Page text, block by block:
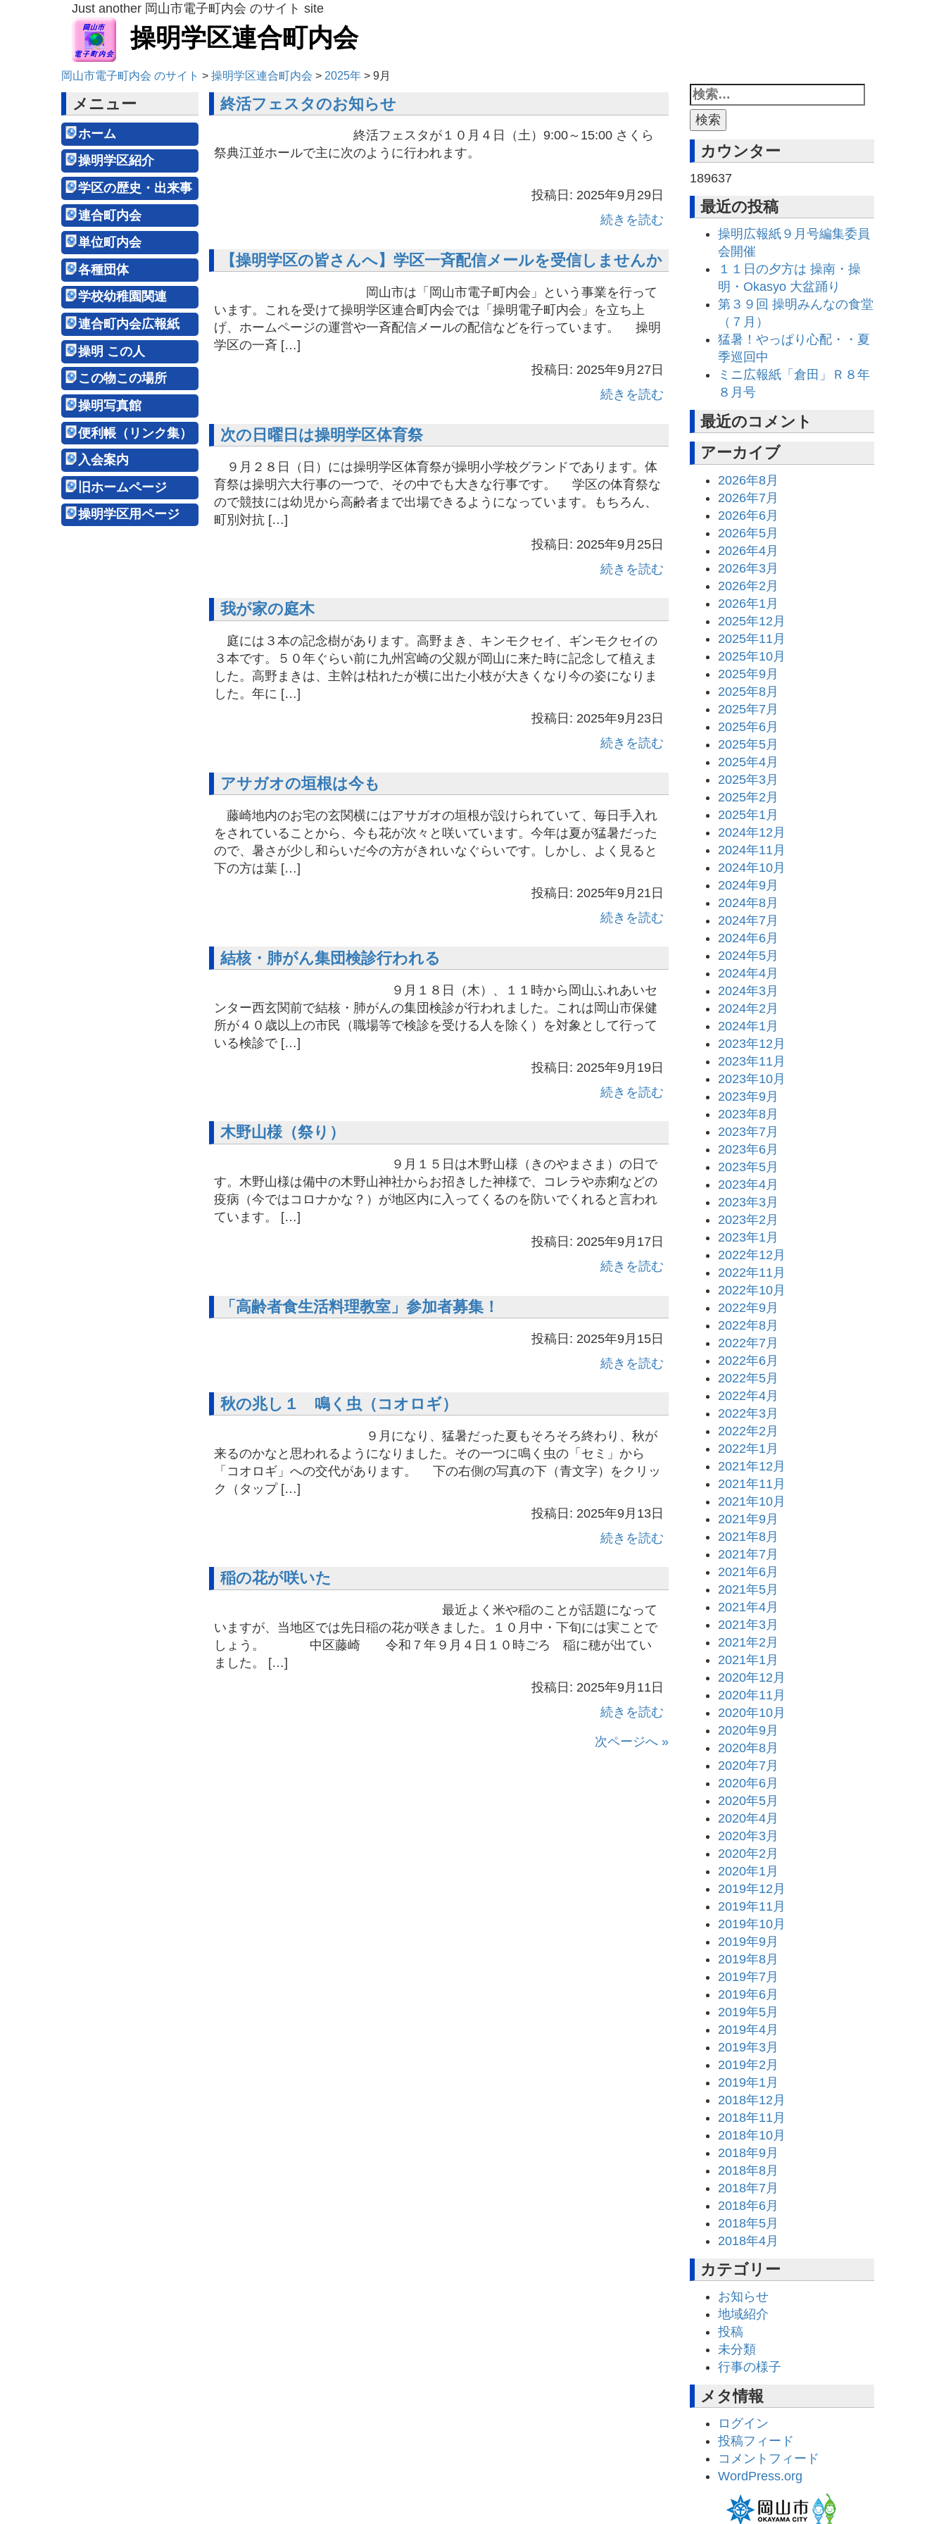
Just another 岡山市電子町内会 のサイト site
操明学区連合町内会
岡山市電子町内会 のサイト > 操明学区連合町内会 > 2025年 > 9月
メニュー
ホーム
操明学区紹介
学区の歴史・出来事
連合町内会
単位町内会
各種団体
学校幼稚園関連
連合町内会広報紙
操明 この人
この物この場所
操明写真館
便利帳（リンク集）
入会案内
旧ホームページ
操明学区用ページ
終活フェスタのお知らせ
終活フェスタが１０月４日（土）9:00～15:00 さくら
祭典江並ホールで主に次のように行われます。
投稿日: 2025年9月29日
続きを読む
【操明学区の皆さんへ】学区一斉配信メールを受信しませんか
岡山市は「岡山市電子町内会」という事業を行って
います。これを受けて操明学区連合町内会では「操明電子町内会」を立ち上
げ、ホームページの運営や一斉配信メールの配信などを行っています。 操明
学区の一斉 […]
投稿日: 2025年9月27日
続きを読む
次の日曜日は操明学区体育祭
９月２８日（日）には操明学区体育祭が操明小学校グランドであります。体
育祭は操明六大行事の一つで、その中でも大きな行事です。 学区の体育祭な
ので競技には幼児から高齢者まで出場できるようになっています。もちろん、
町別対抗 […]
投稿日: 2025年9月25日
続きを読む
我が家の庭木
庭には３本の記念樹があります。高野まき、キンモクセイ、ギンモクセイの
３本です。５０年ぐらい前に九州宮崎の父親が岡山に来た時に記念して植えま
した。高野まきは、主幹は枯れたが横に出た小枝が大きくなり今の姿になりま
した。年に […]
投稿日: 2025年9月23日
続きを読む
アサガオの垣根は今も
藤崎地内のお宅の玄関横にはアサガオの垣根が設けられていて、毎日手入れ
をされていることから、今も花が次々と咲いています。今年は夏が猛暑だった
ので、暑さが少し和らいだ今の方がきれいなぐらいです。しかし、よく見ると
下の方は葉 […]
投稿日: 2025年9月21日
続きを読む
結核・肺がん集団検診行われる
９月１８日（木）、１１時から岡山ふれあいセ
ンター西玄関前で結核・肺がんの集団検診が行われました。これは岡山市保健
所が４０歳以上の市民（職場等で検診を受ける人を除く）を対象として行って
いる検診で […]
投稿日: 2025年9月19日
続きを読む
木野山様（祭り）
９月１５日は木野山様（きのやまさま）の日で
す。木野山様は備中の木野山神社からお招きした神様で、コレラや赤痢などの
疫病（今ではコロナかな？）が地区内に入ってくるのを防いでくれると言われ
ています。 […]
投稿日: 2025年9月17日
続きを読む
「高齢者食生活料理教室」参加者募集！
投稿日: 2025年9月15日
続きを読む
秋の兆し１ 鳴く虫（コオロギ）
９月になり、猛暑だった夏もそろそろ終わり、秋が
来るのかなと思われるようになりました。その一つに鳴く虫の「セミ」から
「コオロギ」への交代があります。 下の右側の写真の下（青文字）をクリッ
ク（タップ […]
投稿日: 2025年9月13日
続きを読む
稲の花が咲いた
最近よく米や稲のことが話題になって
いますが、当地区では先日稲の花が咲きました。１０月中・下旬には実ことで
しょう。 中区藤崎 令和７年９月４日１０時ごろ 稲に穂が出てい
ました。 […]
投稿日: 2025年9月11日
続きを読む
次ページへ »
カウンター
189637
最近の投稿
操明広報紙９月号編集委員
会開催
１１日の夕方は 操南・操
明・Okasyo 大盆踊り
第３９回 操明みんなの食堂
（７月）
猛暑！やっぱり心配・・夏
季巡回中
ミニ広報紙「倉田」Ｒ８年
８月号
最近のコメント
アーカイブ
2026年8月
2026年7月
2026年6月
2026年5月
2026年4月
2026年3月
2026年2月
2026年1月
2025年12月
2025年11月
2025年10月
2025年9月
2025年8月
2025年7月
2025年6月
2025年5月
2025年4月
2025年3月
2025年2月
2025年1月
2024年12月
2024年11月
2024年10月
2024年9月
2024年8月
2024年7月
2024年6月
2024年5月
2024年4月
2024年3月
2024年2月
2024年1月
2023年12月
2023年11月
2023年10月
2023年9月
2023年8月
2023年7月
2023年6月
2023年5月
2023年4月
2023年3月
2023年2月
2023年1月
2022年12月
2022年11月
2022年10月
2022年9月
2022年8月
2022年7月
2022年6月
2022年5月
2022年4月
2022年3月
2022年2月
2022年1月
2021年12月
2021年11月
2021年10月
2021年9月
2021年8月
2021年7月
2021年6月
2021年5月
2021年4月
2021年3月
2021年2月
2021年1月
2020年12月
2020年11月
2020年10月
2020年9月
2020年8月
2020年7月
2020年6月
2020年5月
2020年4月
2020年3月
2020年2月
2020年1月
2019年12月
2019年11月
2019年10月
2019年9月
2019年8月
2019年7月
2019年6月
2019年5月
2019年4月
2019年3月
2019年2月
2019年1月
2018年12月
2018年11月
2018年10月
2018年9月
2018年8月
2018年7月
2018年6月
2018年5月
2018年4月
カテゴリー
お知らせ
地域紹介
投稿
未分類
行事の様子
メタ情報
ログイン
投稿フィード
コメントフィード
WordPress.org